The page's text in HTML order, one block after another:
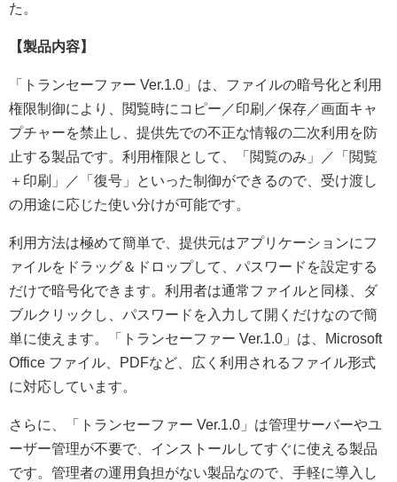
た。
【製品内容】
「トランセーファー Ver.1.0」は、ファイルの暗号化と利用
権限制御により、閲覧時にコピー／印刷／保存／画面キャ
プチャーを禁止し、提供先での不正な情報の二次利用を防
止する製品です。利用権限として、「閲覧のみ」／「閲覧
＋印刷」／「復号」といった制御ができるので、受け渡し
の用途に応じた使い分けが可能です。
利用方法は極めて簡単で、提供元はアプリケーションにフ
ァイルをドラッグ＆ドロップして、パスワードを設定する
だけで暗号化できます。利用者は通常ファイルと同様、ダ
ブルクリックし、パスワードを入力して開くだけなので簡
単に使えます。「トランセーファー Ver.1.0」は、Microsoft
Office ファイル、PDFなど、広く利用されるファイル形式
に対応しています。
さらに、「トランセーファー Ver.1.0」は管理サーバーやユ
ーザー管理が不要で、インストールしてすぐに使える製品
です。管理者の運用負担がない製品なので、手軽に導入し